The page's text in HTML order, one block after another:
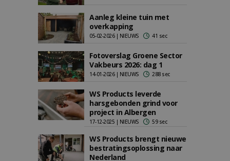
Aanleg kleine tuin met
overkapping
05-02-2026 | NIEUWS 41 sec
Fotoverslag Groene Sector
Vakbeurs 2026: dag 1
14-01-2026 | NIEUWS 288 sec
WS Products leverde
harsgebonden grind voor
project in Albergen
17-12-2025 | NIEUWS 59 sec
WS Products brengt nieuwe
bestratingsoplossing naar
Nederland